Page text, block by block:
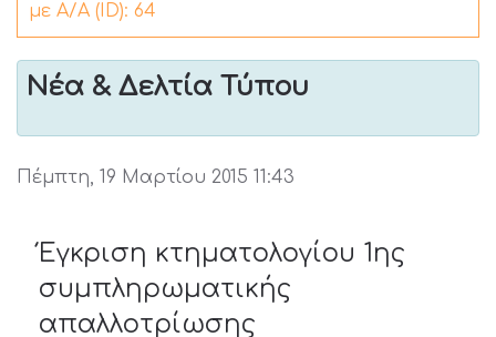
με Α/Α (ID): 64
Νέα & Δελτία Τύπου
Πέμπτη, 19 Μαρτίου 2015 11:43
Έγκριση κτηματολογίου 1ης
συμπληρωματικής
απαλλοτρίωσης